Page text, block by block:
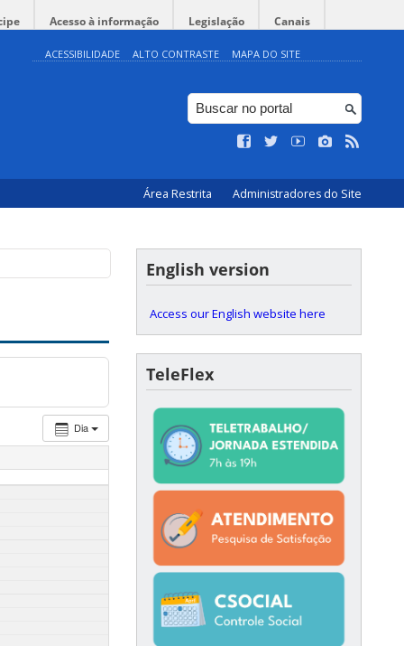
Acesso à informação Legislação Canais
ACESSIBILIDADE ALTO CONTRASTE MAPA DO SITE
Área Restrita Administradores do Site
Dia
English version
Access our English website here
TeleFlex